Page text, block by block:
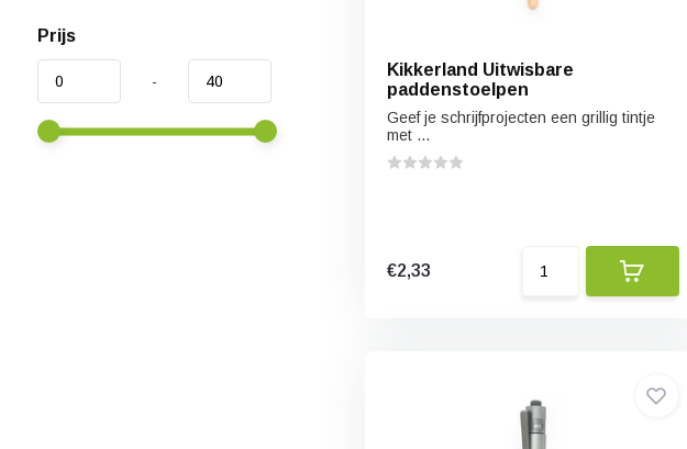
Prijs
-
Kikkerland Uitwisbare
paddenstoelpen
Geef je schrijfprojecten een grillig tintje
met ...
€2,33